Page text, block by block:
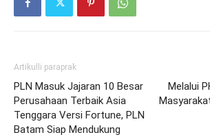
Artikulli paraprak
PLN Masuk Jajaran 10 Besar
Perusahaan Terbaik Asia
Tenggara Versi Fortune, PLN
Batam Siap Mendukung
Melalui